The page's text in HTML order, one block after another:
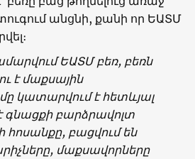
անցնի, քանի որ ԵԱՏՄ
ԵԱՏՄ բեռ, բեռն
է մաքսային
կատարվում է հետևյալ
գնացքի բարձրավոլտ
հոսանքը, բացվում են
մաքսավորները